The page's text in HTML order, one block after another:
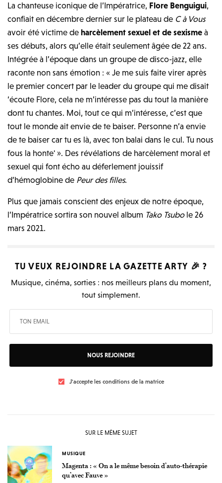
La chanteuse iconique de l’Impératrice, Flore Benguigui,
confiait en décembre dernier sur le plateau de C à Vous
avoir été victime de harcèlement sexuel et de sexisme à
ses débuts, alors qu’elle était seulement âgée de 22 ans.
Intégrée à l’époque dans un groupe de disco-jazz, elle
raconte non sans émotion : « Je me suis faite virer après
le premier concert par le leader du groupe qui me disait
‘écoute Flore, cela ne m’intéresse pas du tout la manière
dont tu chantes. Moi, tout ce qui m’intéresse, c’est que
tout le monde ait envie de te baiser. Personne n’a envie
de te baiser car tu es là, avec ton balai dans le cul. Tu nous
fous la honte' ». Des révélations de harcèlement moral et
sexuel qui font écho au déferlement jouissif
d’hémoglobine de Peur des filles.
Plus que jamais conscient des enjeux de notre époque,
l’Impératrice sortira son nouvel album Tako Tsubole 26
mars 2021.
TU VEUX REJOINDRE LAGAZETTE ARTY 🎉 ?
Musique, cinéma, sorties : nos meilleurs plans du moment,
tout simplement.
NOUS REJOINDRE
J'accepte les conditions de la matrice
SUR LE MÊME SUJET
MUSIQUE
Magenta : « On a le même besoin d’auto-thérapie
qu’avec Fauve »